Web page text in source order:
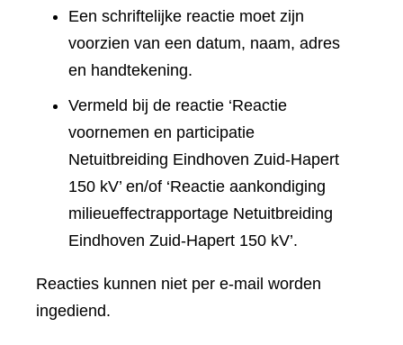
Een schriftelijke reactie moet zijn
voorzien van een datum, naam, adres
en handtekening.
Vermeld bij de reactie ‘Reactie
voornemen en participatie
Netuitbreiding Eindhoven Zuid-Hapert
150 kV’ en/of ‘Reactie aankondiging
milieueffectrapportage Netuitbreiding
Eindhoven Zuid-Hapert 150 kV’.
Reacties kunnen niet per e-mail worden
ingediend.